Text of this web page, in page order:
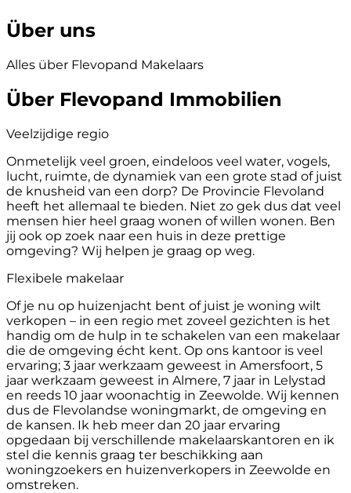
Über uns
Alles über Flevopand Makelaars
Über Flevopand Immobilien
Veelzijdige regio
Onmetelijk veel groen, eindeloos veel water, vogels,
lucht, ruimte, de dynamiek van een grote stad of juist
de knusheid van een dorp? De Provincie Flevoland
heeft het allemaal te bieden. Niet zo gek dus dat veel
mensen hier heel graag wonen of willen wonen. Ben
jij ook op zoek naar een huis in deze prettige
omgeving? Wij helpen je graag op weg.
Flexibele makelaar
Of je nu op huizenjacht bent of juist je woning wilt
verkopen – in een regio met zoveel gezichten is het
handig om de hulp in te schakelen van een makelaar
die de omgeving écht kent. Op ons kantoor is veel
ervaring; 3 jaar werkzaam geweest in Amersfoort, 5
jaar werkzaam geweest in Almere, 7 jaar in Lelystad
en reeds 10 jaar woonachtig in Zeewolde. Wij kennen
dus de Flevolandse woningmarkt, de omgeving en
de kansen. Ik heb meer dan 20 jaar ervaring
opgedaan bij verschillende makelaarskantoren en ik
stel die kennis graag ter beschikking aan
woningzoekers en huizenverkopers in Zeewolde en
omstreken.